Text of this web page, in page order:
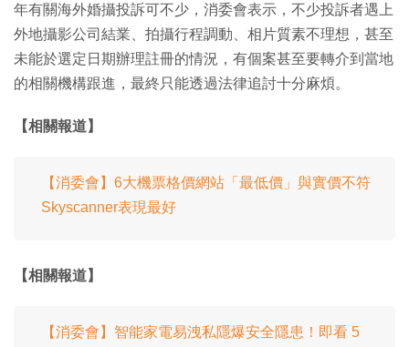
年有關海外婚攝投訴可不少，消委會表示，不少投訴者遇上
外地攝影公司結業、拍攝行程調動、相片質素不理想，甚至
未能於選定日期辦理註冊的情況，有個案甚至要轉介到當地
的相關機構跟進，最終只能透過法律追討十分麻煩。
【相關報道】
【消委會】6大機票格價網站「最低價」與實價不符
Skyscanner表現最好
【相關報道】
【消委會】智能家電易洩私隱爆安全隱患！即看 5